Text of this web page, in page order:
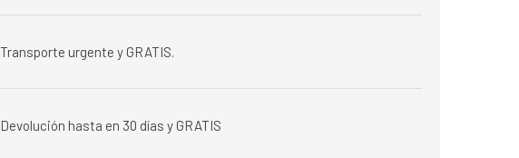
Transporte urgente y GRATIS.
Devolución hasta en 30 días y GRATIS